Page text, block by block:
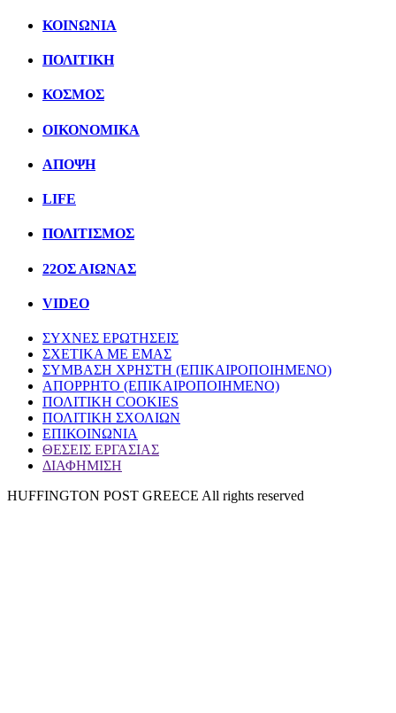
ΚΟΙΝΩΝΙΑ
ΠΟΛΙΤΙΚΗ
ΚΟΣΜΟΣ
ΟΙΚΟΝΟΜΙΚΑ
ΑΠΟΨΗ
LIFE
ΠΟΛΙΤIΣΜΟΣ
22ΟΣ ΑΙΩΝΑΣ
VIDEO
ΣΥΧΝΕΣ ΕΡΩΤΗΣΕΙΣ
ΣΧΕΤΙΚΑ ΜΕ ΕΜΑΣ
ΣΥΜΒΑΣΗ ΧΡΗΣΤΗ (ΕΠΙΚΑΙΡΟΠΟΙΗΜΕΝΟ)
ΑΠΟΡΡΗΤΟ (ΕΠΙΚΑΙΡΟΠΟΙΗΜΕΝΟ)
ΠΟΛΙΤΙΚΗ COOKIES
ΠΟΛΙΤΙΚΗ ΣΧΟΛΙΩΝ
ΕΠΙΚΟΙΝΩΝΙΑ
ΘΕΣΕΙΣ ΕΡΓΑΣΙΑΣ
ΔΙΑΦΗΜΙΣΗ
HUFFINGTON POST GREECE All rights reserved